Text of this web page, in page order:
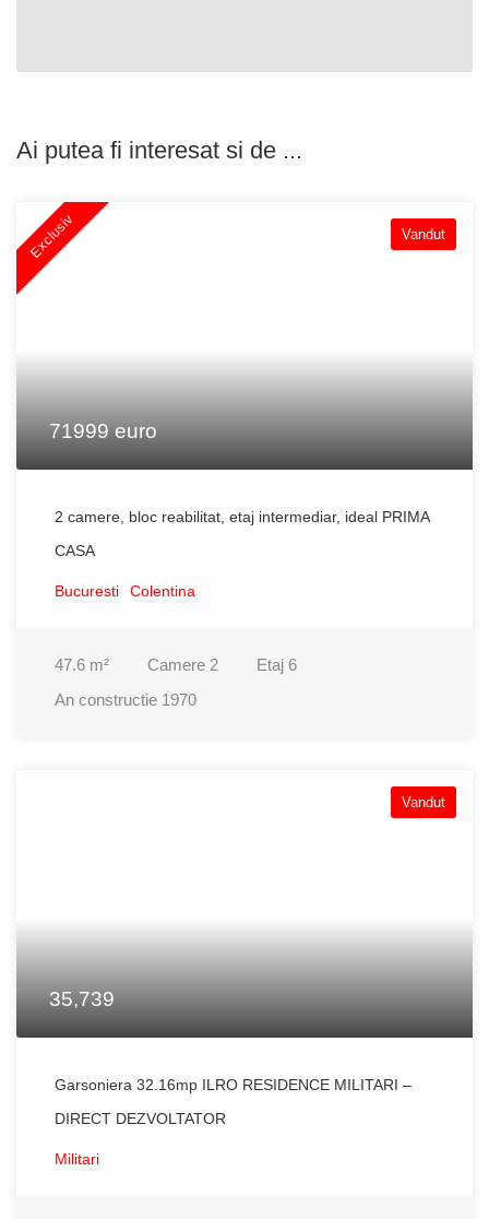
Ai putea fi interesat si de ...
Exclusiv Vandut
71999 euro
2 camere, bloc reabilitat, etaj intermediar, ideal PRIMA
CASA
Bucuresti Colentina
47.6 m² Camere 2 Etaj 6
An constructie 1970
Vandut
35,739
Garsoniera 32.16mp ILRO RESIDENCE MILITARI –
DIRECT DEZVOLTATOR
Militari